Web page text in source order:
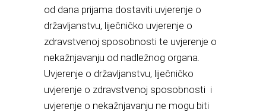
od dana prijama dostaviti uvjerenje o
državljanstvu, liječničko uvjerenje o
zdravstvenoj sposobnosti te uvjerenje o
nekažnjavanju od nadležnog organa.
Uvjerenje o državljanstvu, liječničko
uvjerenje o zdravstvenoj sposobnosti i
uvjerenje o nekažnjavanju ne mogu biti